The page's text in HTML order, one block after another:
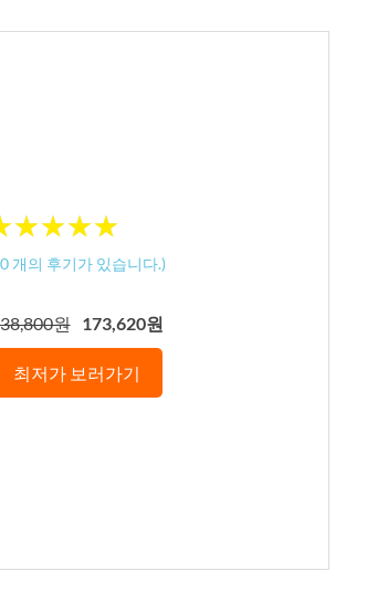
★★★★
★★★★
개의 후기가 있습니다.)
원 173,620원
최저가 보러가기